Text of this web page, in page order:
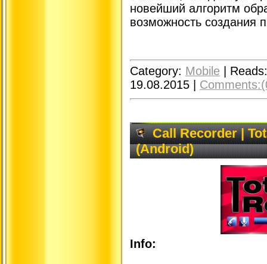
новейший алгоритм
возможность создания
Category: Mobile
Reads:
19.08.2015
Call Recorder |
(Android)
Info: